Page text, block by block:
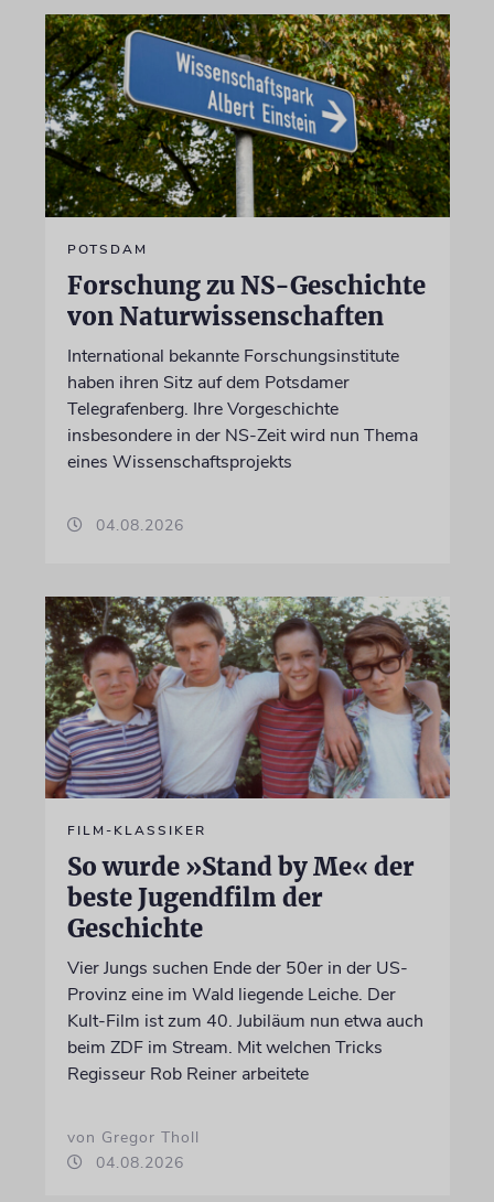
POTSDAM
Forschung zu NS-Geschichte
von Naturwissenschaften
International bekannte Forschungsinstitute
haben ihren Sitz auf dem Potsdamer
Telegrafenberg. Ihre Vorgeschichte
insbesondere in der NS-Zeit wird nun Thema
eines Wissenschaftsprojekts
04.08.2026
FILM-KLASSIKER
So wurde »Stand by Me« der
beste Jugendfilm der
Geschichte
Vier Jungs suchen Ende der 50er in der US-
Provinz eine im Wald liegende Leiche. Der
Kult-Film ist zum 40. Jubiläum nun etwa auch
beim ZDF im Stream. Mit welchen Tricks
Regisseur Rob Reiner arbeitete
von Gregor Tholl
04.08.2026